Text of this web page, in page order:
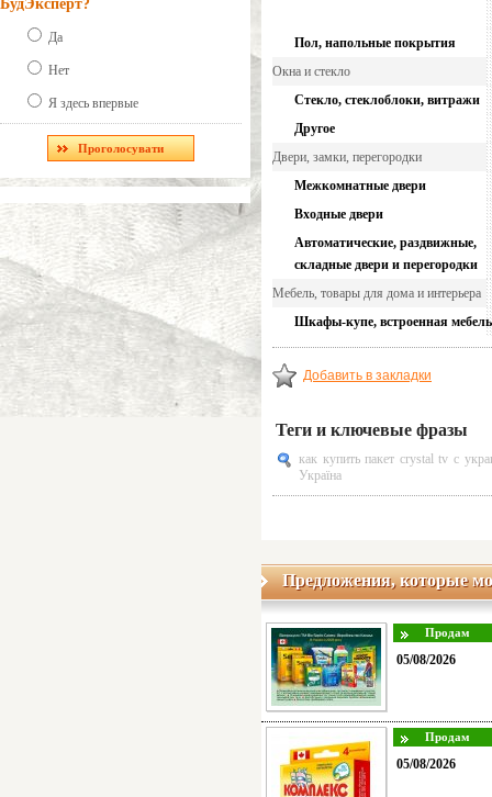
БудЭксперт?
Да
Нет
Я здесь впервые
Пол, напольные покрытия
Окна и стекло
Стекло, стеклоблоки, витражи
Другое
Двери, замки, перегородки
Межкомнатные двери
Входные двери
Автоматические, раздвижные,
складные двери и перегородки
Мебель, товары для дома и интерьера
Шкафы-купе, встроенная мебель
Добавить в закладки
Теги и ключевые фразы
как купить пакет crystal tv с
Україна
Предложения, которые
05/08/2026
05/08/2026